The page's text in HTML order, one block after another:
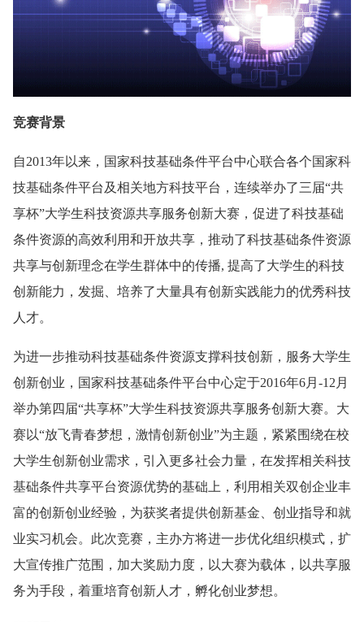
竞赛背景
自2013年以来，国家科技基础条件平台中心联合各个国家科
技基础条件平台及相关地方科技平台，连续举办了三届“共
享杯”大学生科技资源共享服务创新大赛，促进了科技基础
条件资源的高效利用和开放共享，推动了科技基础条件资源
共享与创新理念在学生群体中的传播, 提高了大学生的科技
创新能力，发掘、培养了大量具有创新实践能力的优秀科技
人才。
为进一步推动科技基础条件资源支撑科技创新，服务大学生
创新创业，国家科技基础条件平台中心定于2016年6月-12月
举办第四届“共享杯”大学生科技资源共享服务创新大赛。大
赛以“放飞青春梦想，激情创新创业”为主题，紧紧围绕在校
大学生创新创业需求，引入更多社会力量，在发挥相关科技
基础条件共享平台资源优势的基础上，利用相关双创企业丰
富的创新创业经验，为获奖者提供创新基金、创业指导和就
业实习机会。此次竞赛，主办方将进一步优化组织模式，扩
大宣传推广范围，加大奖励力度，以大赛为载体，以共享服
务为手段，着重培育创新人才，孵化创业梦想。